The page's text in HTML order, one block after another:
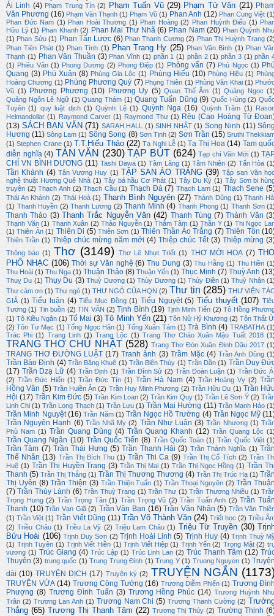
Ái Linh (4) Phạm Trung Tín (2) Phạm Tuấn Vũ (29) Phạm Tử Văn (21)
Văn Phương (16) Phạm Văn Thạnh (1) Phạm Vũ (1) Phan Anh (12) Phan Cung Việt
Phan Đức Nam (1) Phan Hoài Thương (1) Phan Hoàng (2) Phan Huỳnh Điểu (1)
Hữu Lý (1) Phan Khanh (2) Phan Mai Thư Nhã (6) Phan Nam (20) Phan Quỳnh
(1) Phan Sửu (1) Phan Tấn Lược (6) Phan Thanh Cương (2) Phan Thị Huỳnh Trang
Phan Tiên Phát (1) Phan Tình (1) Phan Trang Hy (25) Phan Văn Bình (1) Phan
Thạnh (1) Phan Văn Thuần (3) Phan Vĩnh (1) phần 1 (1) phần 2 (1) phần 3 (1) phần
(1) Phiêu Vân (1) Phong Dương (2) Phong Điệp (1) Phỏng vấn (7) Phú Ngọc (1)
Quang (3) Phú Xuân (8) Phùng Gia Lộc (1) Phùng Hiếu (10) Phùng Hiệu (1)
Hoàng Chương (1) Phùng Phương Quý (7) Phụng Thiên (1) Phùng Văn Khai (1)
Vũ (1) Phương Phương (10) Phương Uy (5) Quan Thế Âm (1) Quảng Ngọc
Quảng Ngôn Lê Ngữ (1) Quang Thám (1) Quang Tuấn Dũng (9) Quốc Hùng (2)
Tuyên (1) quy luật dịch (1) Quỳnh Lệ (1) Quỳnh Nga (16) Quỳnh Trâm (1)
Helmandollar (1) Raymond Carver (1) Raymond Thư (1) Rêu (Cao Hoàng Từ
(13) SÁCH BẠN VĂN (71) SARAH HALL (1) SINH NHẬT (1) Song Ninh (11)
Hương (11) Sông Lam (1) Sông Song (8) Sơn Tịnh (2) Sơn Trần (15) Sruthi
(1) Stephen Crane (1) T.T.Hiếu Thảo (22) Tạ Nghi Lễ (1) Tạ Thị Hoa (14) Tam
diễn nghĩa (4) TẢN VĂN (230) TẠP BÚT (624) Tạp chí Văn Mới (1)
CHÍ VN BÌNH DƯƠNG (11) Tashi Dawa (1) Tâm Lãng (1) Tâm Nhiên (2) Tấn Hòa
Tần Khánh (4) Tân Vương Huy (1) TẬP SAN ÁO TRẮNG (39) Tập san Văn
nghệ thuật Hương Quê Nhà (1) Tây bá hầu Cơ Phát (1) Tây Du Ký (1) Tây Sơn bi
truyện (2) Thạch Anh (2) Thạch Cầu (1) Thạch Đà (7) Thạch Lam (1) Thạch Sene
Thái An Khánh (2) Thái Hoà (1) Thanh Bình Nguyên (27) Thành Dũng (1) Thanh
(1) Thanh Huyền (2) Thanh Lương (2) Thanh Minh (4) Thanh Phong (1) Thanh Sơn
Thanh Thảo (3) Thanh Trắc Nguyễn Văn (42) Thanh Tùng (7) Thành Văn
Thạnh Văn (1) Thanh Xuân (2) Thảo Nguyễn (1) Thâm Tâm (1) Thần Y (1) Thi Ngọc
(1) Thiên Ân (1) Thiên Di (5) Thiên Sơn (1) Thiên Thần Áo Trắng (7) Thiên Tôn
Thiên Trần (1) Thiệp chúc mừng năm mới (4) Thiệp chúc Tết (3) Thiệp mừng
Thông báo (1) Thơ (3149) Thơ Lê Nhựt Triết (1) THƠ MỜI HOẠ (7)
PHỔ NHẠC (106) Thời sự Văn nghệ (6) Thu Dung (3) Thu Hằng (1) Thu Hiền
Thu Hoài (1) Thu Nga (1) Thuận Thảo (8) Thuận Yến (1) Thục Minh (7) Thuỳ Anh
Thuỵ Du (1) Thụy Du (3) Thuỳ Dương (1) Thùy Dương (1) Thủy Điền (1) Thuỳ Nhân
Thư cảm ơn (1) Thư ngỏ (1) THƯ NGỎ CỦA HQN (2) Thư tin (285) THƯ VIỆN
GIẢ (1) Tiểu luận (4) Tiểu Mục Đồng (1) Tiểu Nguyệt (5) Tiểu thuyết (107)
Tương (1) Tin buồn (2) TIN VĂN (2) Tịnh Bình (19) Tịnh Minh Tiến (2) Tô Hồng
(1) Tô Kiều Ngân (1) Tố Mai (3) Tô Minh Yến (21) Tôn Nữ Hỷ Khương (2) Tôn Thất
(2) Tôn Tư Mạc (1) Tống Ngọc Hân (1) Tống Xuân Tám (1) Trà Bình (4) TRABATHA
Trác Phi (1) Trang Linh (1) Trang Lộc (1) Trang Thơ Chào Xuân Mậu Tuất 2018
TRANG THƠ CHỦ NHẬT (528) Trang Thơ Đón Xuân Đinh Dậu 2017
TRANG THƠ ĐƯỜNG LUẬT (17) Tranh ảnh (3) Trầm Mặc (4) Trần Anh Dũng
Trần Bảo Định (4) Trần Băng Khuê (1) Trần Biên Thùy (1) Trần Dần (1) Trần Duy
(17) Trần Dzạ Lữ (4) Trần Định (1) Trần Đình Sử (2) Trần Đoàn Luận (1) Trần Đức
(2) Trần Đức Hiển (1) Trần Đức Tín (1) Trần Hà Nam (4) Trần Hoàng Vy (2)
Hồng Vân (5) Trần Huiền Ân (2) Trần Huy Minh Phương (2) Trần Hữu Du (1) Trần
Hội (17) Trần Kim Đức (5) Trần Kim Loan (2) Trần Kim Quy (1) Trần Lê Sơn Ý (2)
Linh Chi (1) Trần Long Thạch (1) Trần Lưu (1) Trần Mai Hường (11) Trần Mạnh Hảo
Trần Minh Nguyệt (16) Trần Năm (1) Trần Ngọc Hồ Trường (4) Trần Ngọc Mỹ
Trần Nguyên Hạnh (6) Trần Nhã My (2) Trần Như Luận (3) Trần Nhương (1)
Phù Nam (1) Trần Quang Dũng (4) Trần Quang Khanh (12) Trần Quang Lộc
Trần Quang Ngân (10) Trần Quốc Tiến (8) Trần Quốc Toàn (1) Trần Quốc Việt
Trần Tâm (7) Trần Thái Hưng (5) Trần Thanh Hải (3) Trần Thành Nghĩa (1)
Thế Nhân (13) Trần Thị Bích Thu (1) Trần Thi Ca (9) Trần Thị Cổ Tích (2) Trần
Huệ (1) Trần Thị Huyền Trang (3) Trần Thị Mai (1) Trần Thị Ngọc Hồng (1) Trần
Thanh (5) Trần Thị Thắng (1) Trần Thị Thương Thương (4) Trần Thị Trúc Hạ (1)
Thị Uyên (8) Trần Thiện (3) Trần Thiện Tuấn (1) Trần Thoại Nguyên (2) Trần
(7) Trần Thúy Lành (6) Trần Thuỳ Trang (1) Trần Thư (1) Trần Thương Nhiều (1)
Trọng Hưng (2) Trần Trọng Tân (1) Trần Trọng Vũ (2) Trần Tuấn Anh (2) Trần
Thanh (10) Trần Vạn Giã (2) Trần Văn Bạn (16) Trần Văn Nhân (5) Trần Văn
(1) Trần Việt (1) Trần Viết Dũng (11) Trần Võ Thành Văn (24) Triết học (2) Triều
(2) Triều Châu (1) Triều La Vỹ (2) Triệu Lam Châu (1) Triệu Từ Truyền (30)
Bửu Hoài (106) Trịnh Duy Sơn (2) Trịnh Hoài Linh (5) Trịnh Huy (4) Trịnh Thuỳ
(1) Trịnh Tuyên (1) Trịnh Viết Hiền (1) Trịnh Viết Hiệp (1) Trịnh Yến (2) Trọng Mật (2)
vương (1) Trúc Giang (4) Trúc Lập (1) Trúc Linh Lan (2) Trúc Thanh Tâm (12)
Thuyên (3) trung quốc (1) Trung Trung Đỉnh (1) Trung Y (1) Truong Nguyen (1)
dài (10) TRUYỆN DỊCH (17) Truyện ký (2) TRUYỆN NGẮN
TRUYỆN VỪA (14) Trương Công Tưởng (16) Trương Diễm Phiến (1) Trương
Phượng (8) Trương Đình Tuấn (3) Trương Hồng Phúc (14) Trương Huỳnh
Trân (2) Trương Lan Anh (1) Trương Nam Chi (5) Trương Thanh Cường (2)
Thắng (65) Trương Thị Thanh Tâm (22) Trương Thị Thúy (2) Trường Thịnh